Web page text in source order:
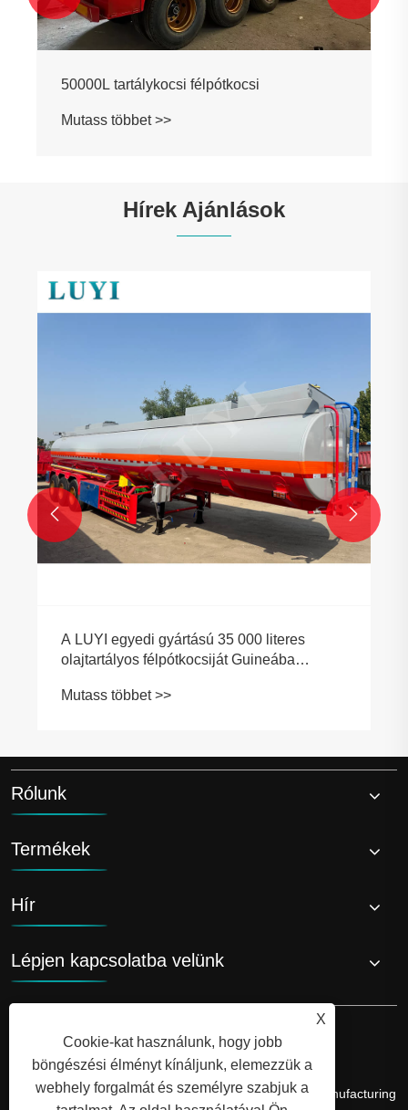
50000L tartálykocsi félpótkocsi
Mutass többet >>
Hírek Ajánlások
A LUYI egyedi gyártású 35 000 literes
olajtartályos félpótkocsiját Guineába
energiaszállítás iránti sürgető igényeket
Mutass többet >>
 
Rólunk
Termékek
Hír
Lépjen kapcsolatba velünk
Copyright © 2026 Shandong Luyi Dedicated Vehicle Manufacturing
X
Cookie-kat használunk, hogy jobb
böngészési élményt kínáljunk, elemezzük a
webhely forgalmát és személyre szabjuk a